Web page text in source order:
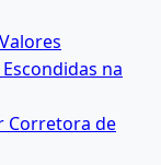
na
Corretora de